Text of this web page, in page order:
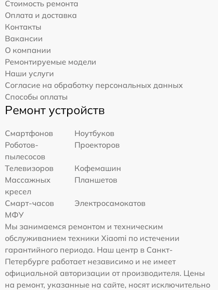
Стоимость ремонта
Оплата и доставка
Контакты
Вакансии
О компании
Ремонтируемые модели
Наши услуги
Согласие на обработку персональных данных
Способы оплаты
Ремонт устройств
Смартфонов
Ноутбуков
Роботов-
пылесосов
Проекторов
Телевизоров
Кофемашин
Массажных
кресел
Планшетов
Смарт-часов
Электросамокатов
МФУ
Мы занимаемся ремонтом и техническим
обслуживанием техники Xiaomi по истечении
гарантийного периода. Наш центр в Санкт-
Петербурге работает независимо и не имеет
официальной авторизации от производителя. Цены
на ремонт, указанные на сайте, носят исключительно